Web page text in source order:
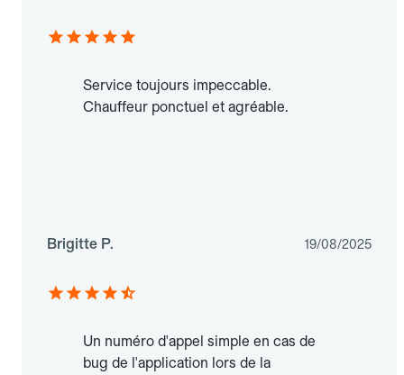
Service toujours impeccable.
Chauffeur ponctuel et agréable.
Brigitte P. 19/08/2025
Un numéro d'appel simple en cas de
bug de l'application lors de la